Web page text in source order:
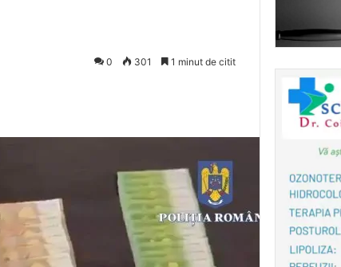
0 301 1 minut de citit